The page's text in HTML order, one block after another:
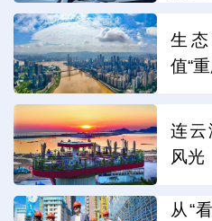
生
值“
连云
风光
从“